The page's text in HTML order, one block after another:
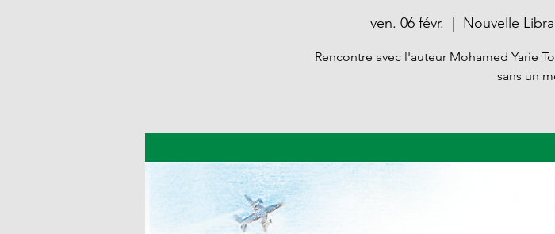
ven. 06 févr. Nouvelle
Rencontre avec l'auteur Mohamed Yarie
sans un